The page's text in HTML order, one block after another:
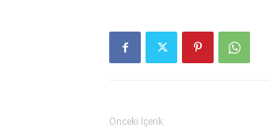
Önceki İçerik